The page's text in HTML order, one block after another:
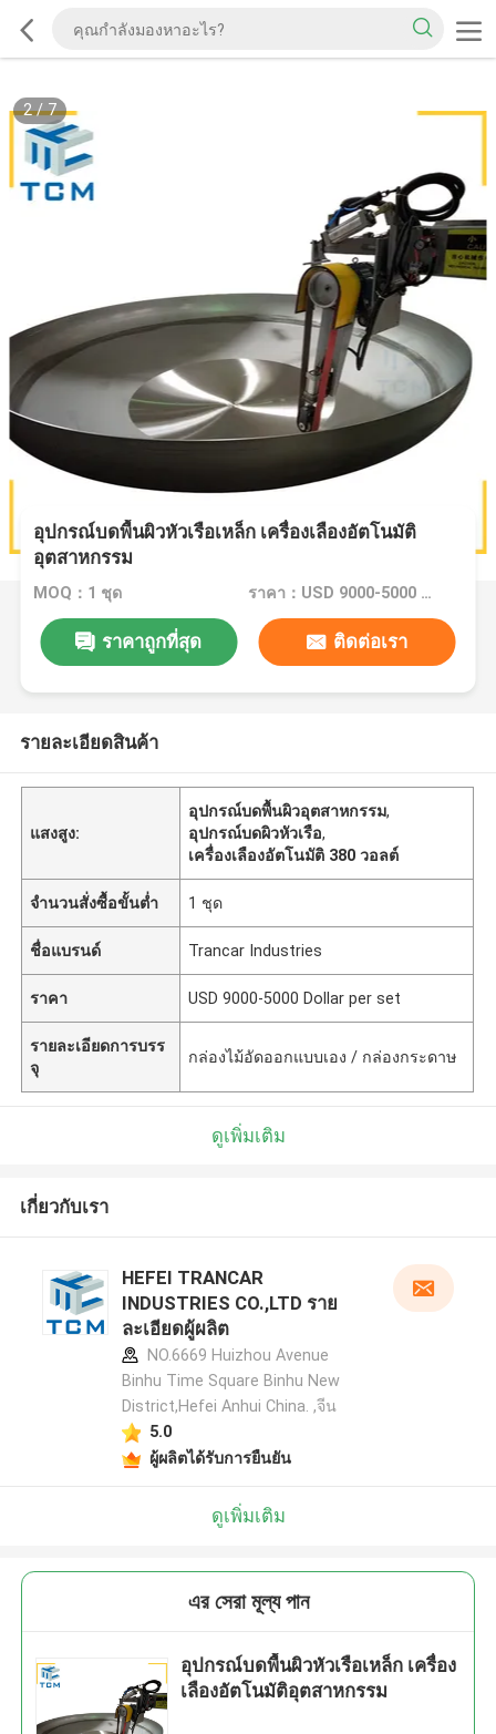
2/7
อุปกรณ์บดพื้นผิวหัวเรือเหล็ก เครื่องเลืองอัตโนมัติ
อุตสาหกรรม
MOQ：1 ชุด ราคา：USD 9000-5000 Dollar per set
ราคาถูกที่สุด ติดต่อเรา
รายละเอียดสินค้า
แสงสูง:
อุปกรณ์บดพื้นผิวอุตสาหกรรม,
อุปกรณ์บดผิวหัวเรือ,
เครื่องเลืองอัตโนมัติ 380 วอลต์
จำนวนสั่งซื้อขั้นต่ำ 1 ชุด
ชื่อแบรนด์ Trancar Industries
ราคา USD 9000-5000 Dollar per set
รายละเอียดการบรร
จุ
กล่องไม้อัดออกแบบเอง / กล่องกระดาษ
ดูเพิ่มเติม
เกี่ยวกับเรา
HEFEI TRANCAR
INDUSTRIES CO.,LTD ราย
ละเอียดผู้ผลิต
NO.6669 Huizhou Avenue
Binhu Time Square Binhu New
District,Hefei Anhui China. ,จีน
5.0
ผู้ผลิตได้รับการยืนยัน
ดูเพิ่มเติม
এর সেরা মূল্য পান
อุปกรณ์บดพื้นผิวหัวเรือเหล็ก เครื่อง
เลืองอัตโนมัติอุตสาหกรรม